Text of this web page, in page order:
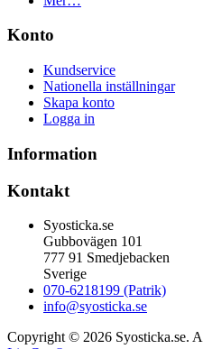
Konto
Kundservice
Nationella inställningar
Skapa konto
Logga in
Information
Kontakt
Syosticka.se
Gubbovägen 101
777 91 Smedjebacken
Sverige
070-6218199 (Patrik)
info@syosticka.se
Copyright © 2026 Syosticka.se.